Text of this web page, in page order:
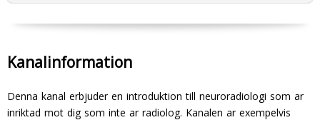
Kanalinformation
Denna kanal erbjuder en introduktion till neuroradiologi som ar
inriktad mot dig som inte ar radiolog. Kanalen ar exempelvis